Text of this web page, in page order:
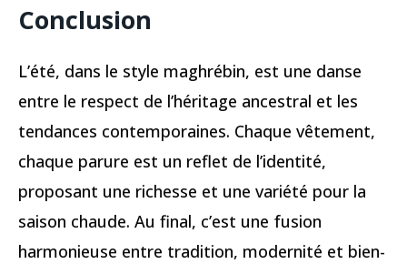
Conclusion
L’été, dans le style maghrébin, est une danse
entre le respect de l’héritage ancestral et les
tendances contemporaines. Chaque vêtement,
chaque parure est un reflet de l’identité,
proposant une richesse et une variété pour la
saison chaude. Au final, c’est une fusion
harmonieuse entre tradition, modernité et bien-